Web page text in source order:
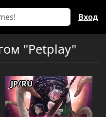
Вход
"Petplay"
JP/RU